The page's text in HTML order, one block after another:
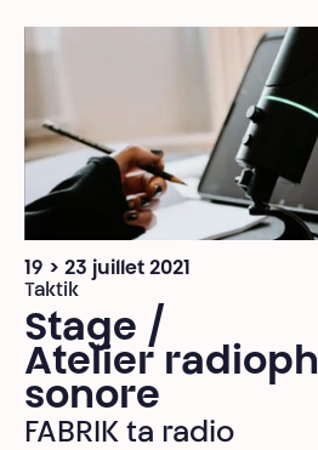
19 > 23 juillet 2021
Taktik
Stage /
Atelier
sonore
FABRIK ta radio